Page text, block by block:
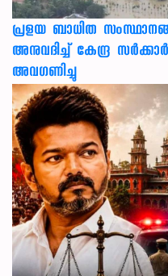
പ്രളയ ബാധിത
അനുവദിച്ച് കേന്ദ്ര
അവഗണിച്ചു